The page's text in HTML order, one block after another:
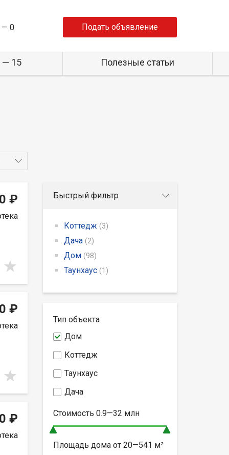
— 0 Подать объявление
— 15 Полезные статьи
₽
₽
₽
Быстрый фильтр
Коттедж (3)
Дача (2)
Дом (98)
Таунхаус (1)
Тип объекта
Дом
Коттедж
Таунхаус
Дача
Стоимость 0.9—32 млн
Площадь дома от 20—541 м²